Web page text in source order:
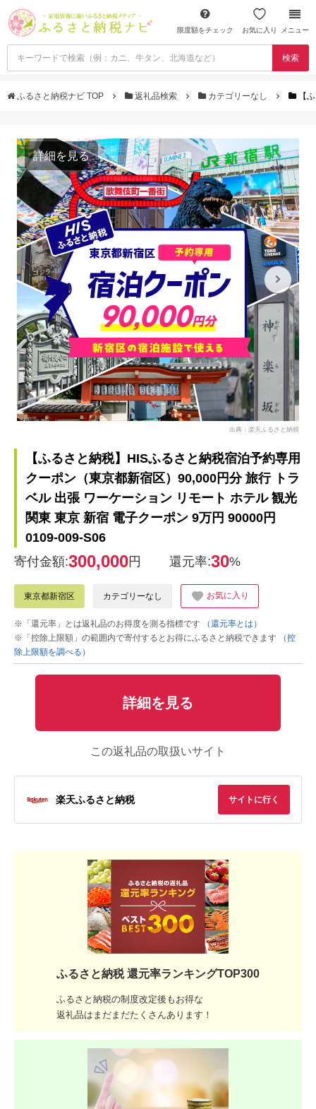
限度額をチェック お気に入り メニュー
検索
ふるさと納税ナビ TOP 返礼品検索 カテゴリーなし 【
詳細を見る
出典：楽天ふるさと納税
【ふるさと納税】HISふるさと納税宿泊予約専用
クーポン（東京都新宿区）90,000円分 旅行 トラ
ベル 出張 ワーケーション リモート ホテル 観光
関東 東京 新宿 電子クーポン 9万円 90000円
0109-009-S06
寄付金額:300,000円 還元率:30%
東京都新宿区 カテゴリーなし お気に入り
※「還元率」とは返礼品のお得度を測る指標です
（還元率とは）
※「控除上限額」の範囲内で寄付するとお得にふるさと納税できます
（控
除上限額を調べる）
詳細を見る
この返礼品の取扱いサイト
楽天ふるさと納税 サイトに行く
ふるさと納税 還元率ランキングTOP300
ふるさと納税の制度改定後もお得な
返礼品はまだまだたくさんあります！